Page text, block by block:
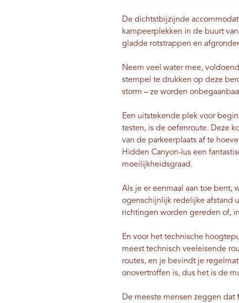
De dichtstbijzijnde
kampeerplekken in de buurt
gladde rotstrappen en
Neem veel water mee,
stempel te drukken op deze
storm – ze worden
Een uitstekende plek voor
testen, is de oefenroute. Deze
van de parkeerplaats af te
Hidden Canyon-lus een
moeilijkheidsgraad.
Als je er eenmaal aan toe bent,
ogenschijnlijk redelijke afstand
richtingen worden gereden of,
En voor het technische
meest technisch veeleisende
routes, en je bevindt je
onovertroffen is, dus het is de
De meeste mensen zeggen dat